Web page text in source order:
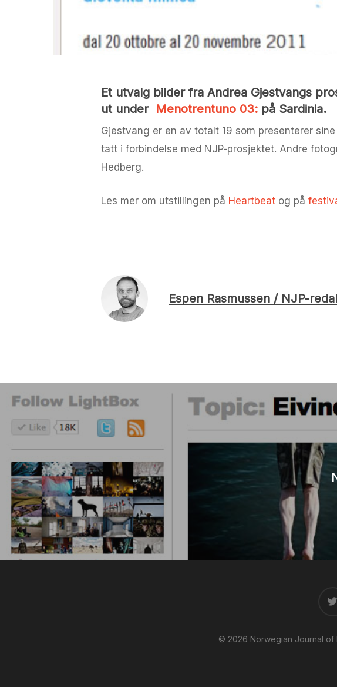
Et utvalg bilder fra Andrea Gjestvangs
ut under Menotrentuno 03: på Sardinia.
Gjestvang er en av totalt 19 som presenterer
tatt i forbindelse med NJP-prosjektet. Andre
Hedberg.
Les mer om utstillingen på Heartbeat og på
Espen Rasmussen / NJP-
© 2026 Norwegian Journal of